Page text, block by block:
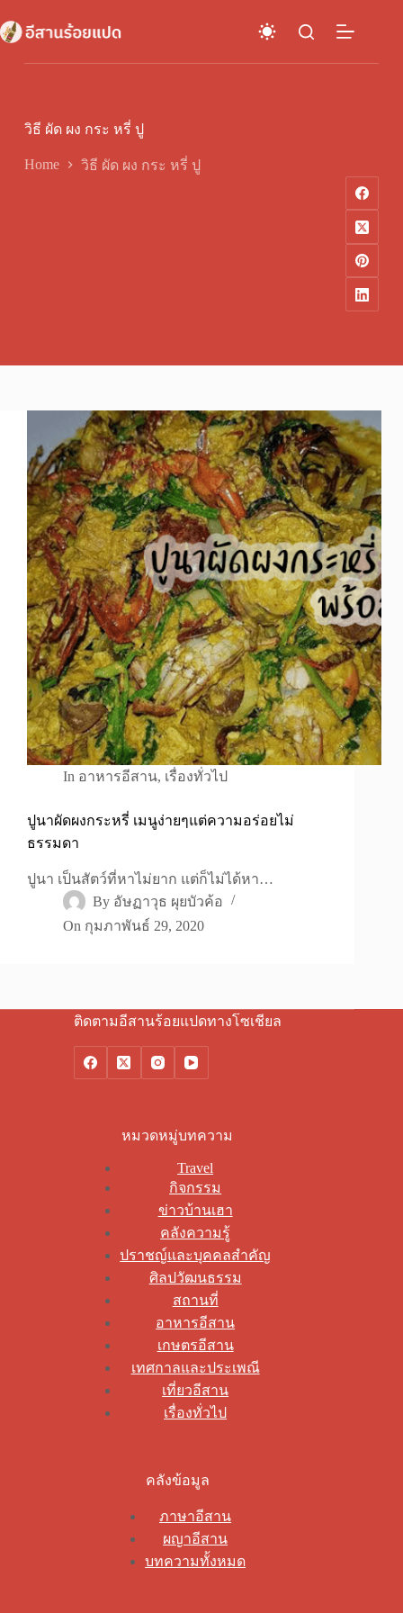
to
content
วิธี ผัด ผง กระ หรี่ ปู
Home วิธี ผัด ผง กระ หรี่ ปู
In อาหารอีสาน, เรื่องทั่วไป
ปูนาผัดผงกระหรี่ เมนูง่ายๆแต่ความอร่อยไม่
ธรรมดา
ปูนา เป็นสัตว์ที่หาไม่ยาก แต่ก็ไม่ได้หา…
By อัษฏาวุธ ผุยบัวค้อ
On กุมภาพันธ์ 29, 2020
ติดตามอีสานร้อยแปดทางโซเชียล
หมวดหมู่บทความ
Travel
กิจกรรม
ข่าวบ้านเฮา
คลังความรู้
ปราชญ์และบุคคลสำคัญ
ศิลปวัฒนธรรม
สถานที่
อาหารอีสาน
เกษตรอีสาน
เทศกาลและประเพณี
เที่ยวอีสาน
เรื่องทั่วไป
คลังข้อมูล
ภาษาอีสาน
ผญาอีสาน
บทความทั้งหมด